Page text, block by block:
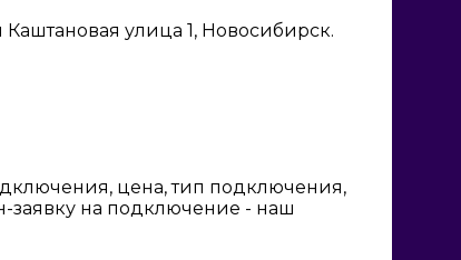
улица 1, Новосибирск.
цена, тип подключения,
заявку на подключение - наш